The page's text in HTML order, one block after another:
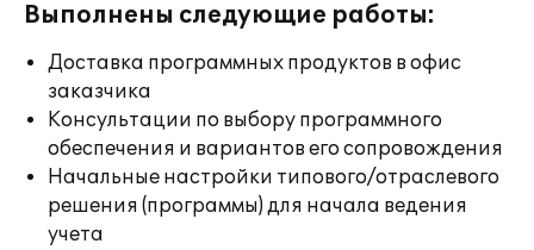
Выполнены следующие работы:
Доставка программных продуктов в офис
заказчика
Консультации по выбору программного
обеспечения и вариантов его сопровождения
Начальные настройки типового/отраслевого
решения (программы) для начала ведения
учета